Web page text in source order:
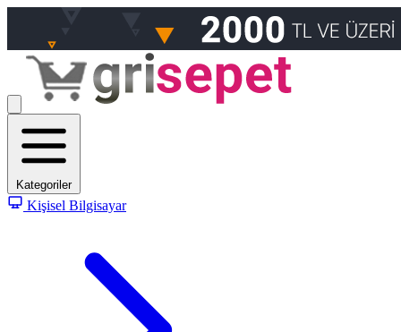
Kategoriler
Kişisel Bilgisayar